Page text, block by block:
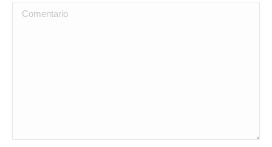
Comentario